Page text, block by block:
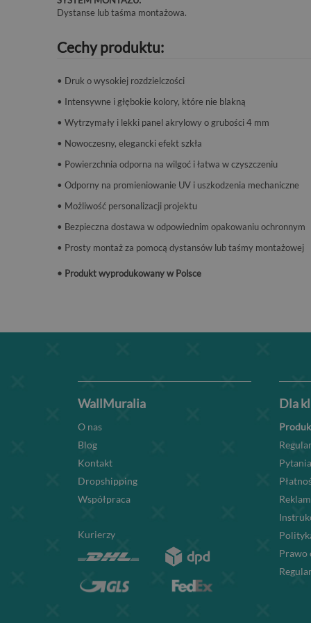
Dystanse lub taśma montażowa.
Cechy produktu:
• Druk o wysokiej rozdzielczości
• Intensywne i głębokie kolory, które nie blakną
• Wytrzymały i lekki panel akrylowy o grubości 4 mm
• Nowoczesny, elegancki efekt szkła
• Powierzchnia odporna na wilgoć i łatwa w czyszczeniu
• Odporny na promieniowanie UV i uszkodzenia mechaniczne
• Możliwość personalizacji projektu
• Bezpieczna dostawa w odpowiednim opakowaniu ochronnym
• Prosty montaż za pomocą dystansów lub taśmy montażowej
• Produkt wyprodukowany w Polsce
WallMuralia
O nas
Blog
Kontakt
Dropshipping
Współpraca
Kurierzy
Dla
Prawo